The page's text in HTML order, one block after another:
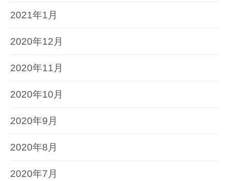
2021年1月
2020年12月
2020年11月
2020年10月
2020年9月
2020年8月
2020年7月